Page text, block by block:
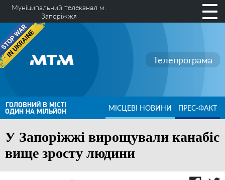
Муніципальний телеканал м.
Запоріжжя
Телепрограма
ГОЛОВНИЙ В МІСТІ
ОДИН НА МІЛЬЙОН МІСЦЕВІ НОВИНИ ПРЕС-ФАКТ
У Запоріжжі вирощували канабіс
вище зросту людини